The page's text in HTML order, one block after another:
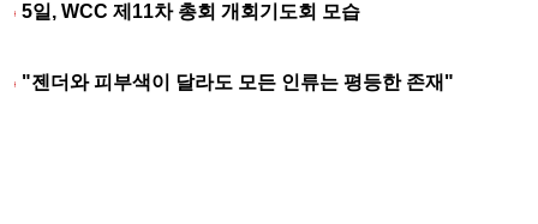
5일, WCC 제11차 총회 개회기도회 모습
"젠더와 피부색이 달라도 모든 인류는 평등한 존재"